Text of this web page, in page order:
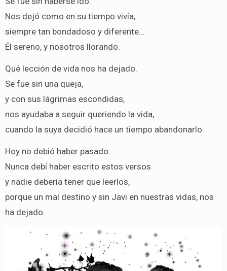
Nos dejó como en su tiempo vivía,
siempre tan bondadoso y diferente…
Él sereno, y nosotros llorando.
Qué lección de vida nos ha dejado.
Se fue sin una queja,
y con sus lágrimas escondidas,
nos ayudaba a seguir queriendo la vida,
cuando la suya decidió hace un tiempo abandonarlo.
Hoy no debió haber pasado.
Nunca debí haber escrito estos versos
y nadie debería tener que leerlos,
porque un mal destino y sin Javi en nuestras vidas, nos
ha dejado.